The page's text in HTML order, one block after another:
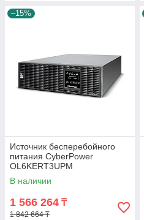
–15%
Источник бесперебойного
питания CyberPower
OL6KERT3UPM
В наличии
1 566 264 ₸
1 842 664 ₸